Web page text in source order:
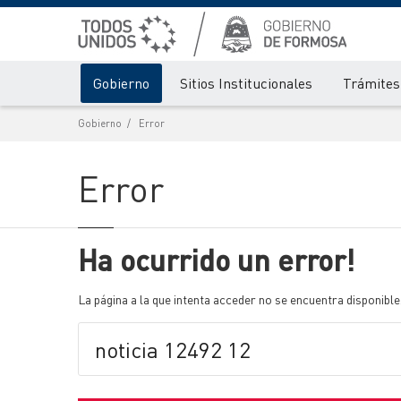
Gobierno Sitios Institucionales
Gobierno Error
Error
Ha ocurrido un error!
La página a la que intenta acceder no se encuentra